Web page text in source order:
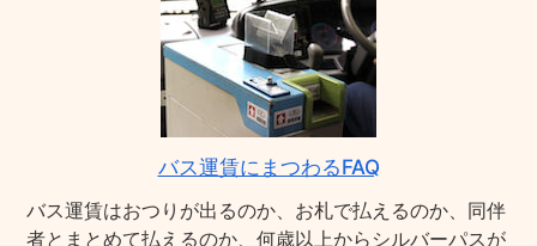
バス運賃にまつわるFAQ
バス運賃はおつりが出るのか、お札で払えるのか、同伴
者とまとめて払えるのか、何歳以上からシルバーパスが